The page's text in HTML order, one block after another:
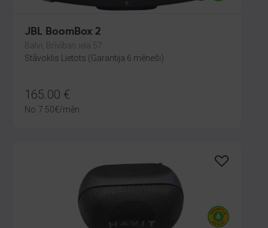
JBL BoomBox 2
Balvi, Brīvības iela 57
Stāvoklis Lietots (Garantija 6 mēneši)
165.00 €
No 7.50€/mēn.